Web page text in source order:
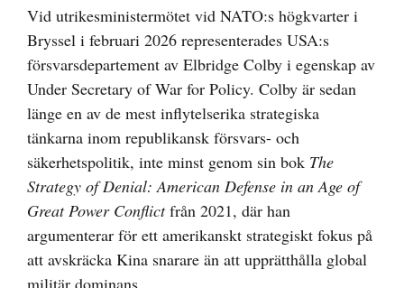
större
bild
Vid utrikesministermötet vid NATO:s högkvarter i
Bryssel i februari 2026 representerades USA:s
försvarsdepartement av Elbridge Colby i egenskap av
Under Secretary of War for Policy. Colby är sedan
länge en av de mest inflytelserika strategiska
tänkarna inom republikansk försvars- och
säkerhetspolitik, inte minst genom sin bok The
Strategy of Denial: American Defense in an Age of
Great Power Conflictfrån 2021, där han
argumenterar för ett amerikanskt strategiskt fokus på
att avskräcka Kina snarare än att upprätthålla global
militär dominans.